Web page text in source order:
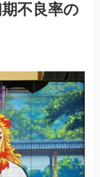
不良率の